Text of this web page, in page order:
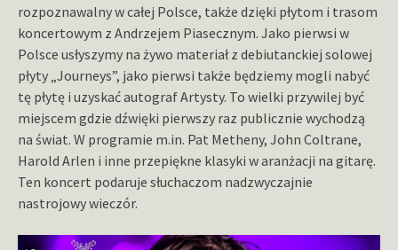
rozpoznawalny w całej Polsce, także dzięki płytom i trasom
koncertowym z Andrzejem Piasecznym. Jako pierwsi w
Polsce usłyszymy na żywo materiał z debiutanckiej solowej
płyty „Journeys”, jako pierwsi także będziemy mogli nabyć
tę płytę i uzyskać autograf Artysty. To wielki przywilej być
miejscem gdzie dźwięki pierwszy raz publicznie wychodzą
na świat. W programie m.in. Pat Metheny, John Coltrane,
Harold Arlen i inne przepiękne klasyki w aranżacji na gitarę.
Ten koncert podaruje słuchaczom nadzwyczajnie
nastrojowy wieczór.